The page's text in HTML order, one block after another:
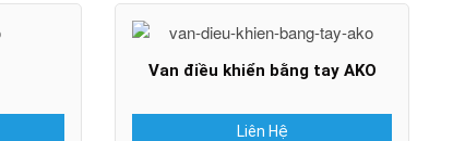
Van điều khiển bằng tay AKO
Liên Hệ